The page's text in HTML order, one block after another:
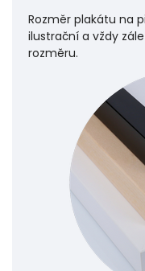
Rozměr plakátu na
ilustrační a vždy
rozměru.